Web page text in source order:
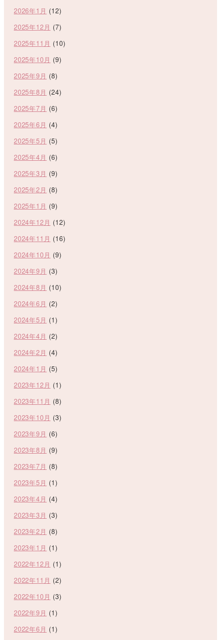
2026年1月 (12)
2025年12月 (7)
2025年11月 (10)
2025年10月 (9)
2025年9月 (8)
2025年8月 (24)
2025年7月 (6)
2025年6月 (4)
2025年5月 (5)
2025年4月 (6)
2025年3月 (9)
2025年2月 (8)
2025年1月 (9)
2024年12月 (12)
2024年11月 (16)
2024年10月 (9)
2024年9月 (3)
2024年8月 (10)
2024年6月 (2)
2024年5月 (1)
2024年4月 (2)
2024年2月 (4)
2024年1月 (5)
2023年12月 (1)
2023年11月 (8)
2023年10月 (3)
2023年9月 (6)
2023年8月 (9)
2023年7月 (8)
2023年5月 (1)
2023年4月 (4)
2023年3月 (3)
2023年2月 (8)
2023年1月 (1)
2022年12月 (1)
2022年11月 (2)
2022年10月 (3)
2022年9月 (1)
2022年6月 (1)